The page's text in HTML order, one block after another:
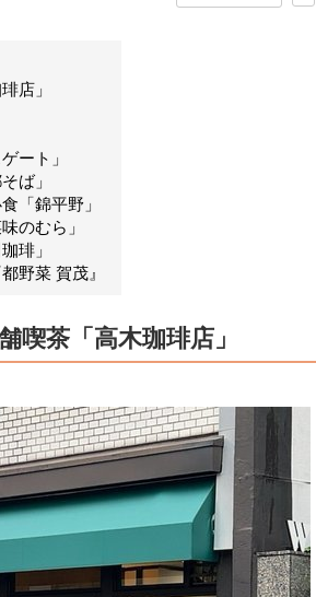
店」
ート」
ば」
「錦平野」
のむら」
琲」
野菜 賀茂』
喫茶「高木珈琲店」